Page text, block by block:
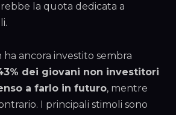
la quota dedicata a
ha ancora investito sembra
dei giovani non investitori
a farlo in futuro, mentre
I principali stimoli sono